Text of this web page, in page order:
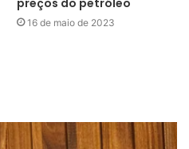
preços do petróleo
16 de maio de 2023